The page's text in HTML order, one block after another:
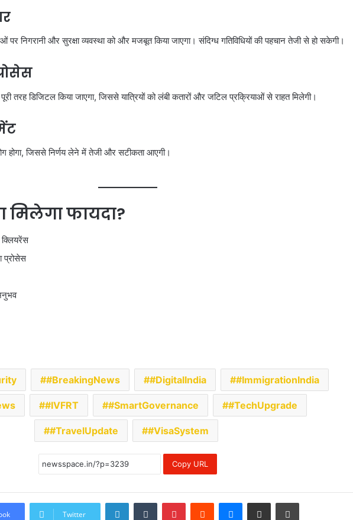
पर निगरानी और सुरक्षा व्यवस्था को और मजबूत किया जाएगा। संदिग्ध गतिविधियों की पहचान तेजी से हो सकेगी।
तरह डिजिटल किया जाएगा, जिससे यात्रियों को लंबी कतारों और जटिल प्रक्रियाओं से राहत मिलेगी।
होगा, जिससे निर्णय लेने में तेजी और सटीकता आएगी।
मिलेगा फायदा?
क्लियरेंस
प्रोसेस
#BreakingNews #DigitalIndia #ImmigrationIndia
#IVFRT #SmartGovernance #TechUpgrade
#TravelUpdate #VisaSystem
Copy URL
Twitter
LinkedInTumblr PinterestReddit Messenger
Share via Email Print